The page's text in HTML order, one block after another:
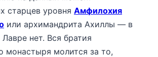
старцев уровня Амфилохия
или архимандрита Ахиллы — в
нет. Вся братия
монастыря молится за то,